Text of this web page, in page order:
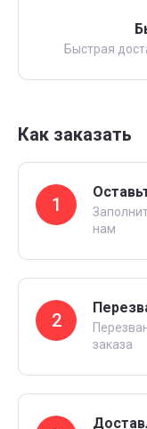
Быстрая
Как заказать
1
нам
2
заказа